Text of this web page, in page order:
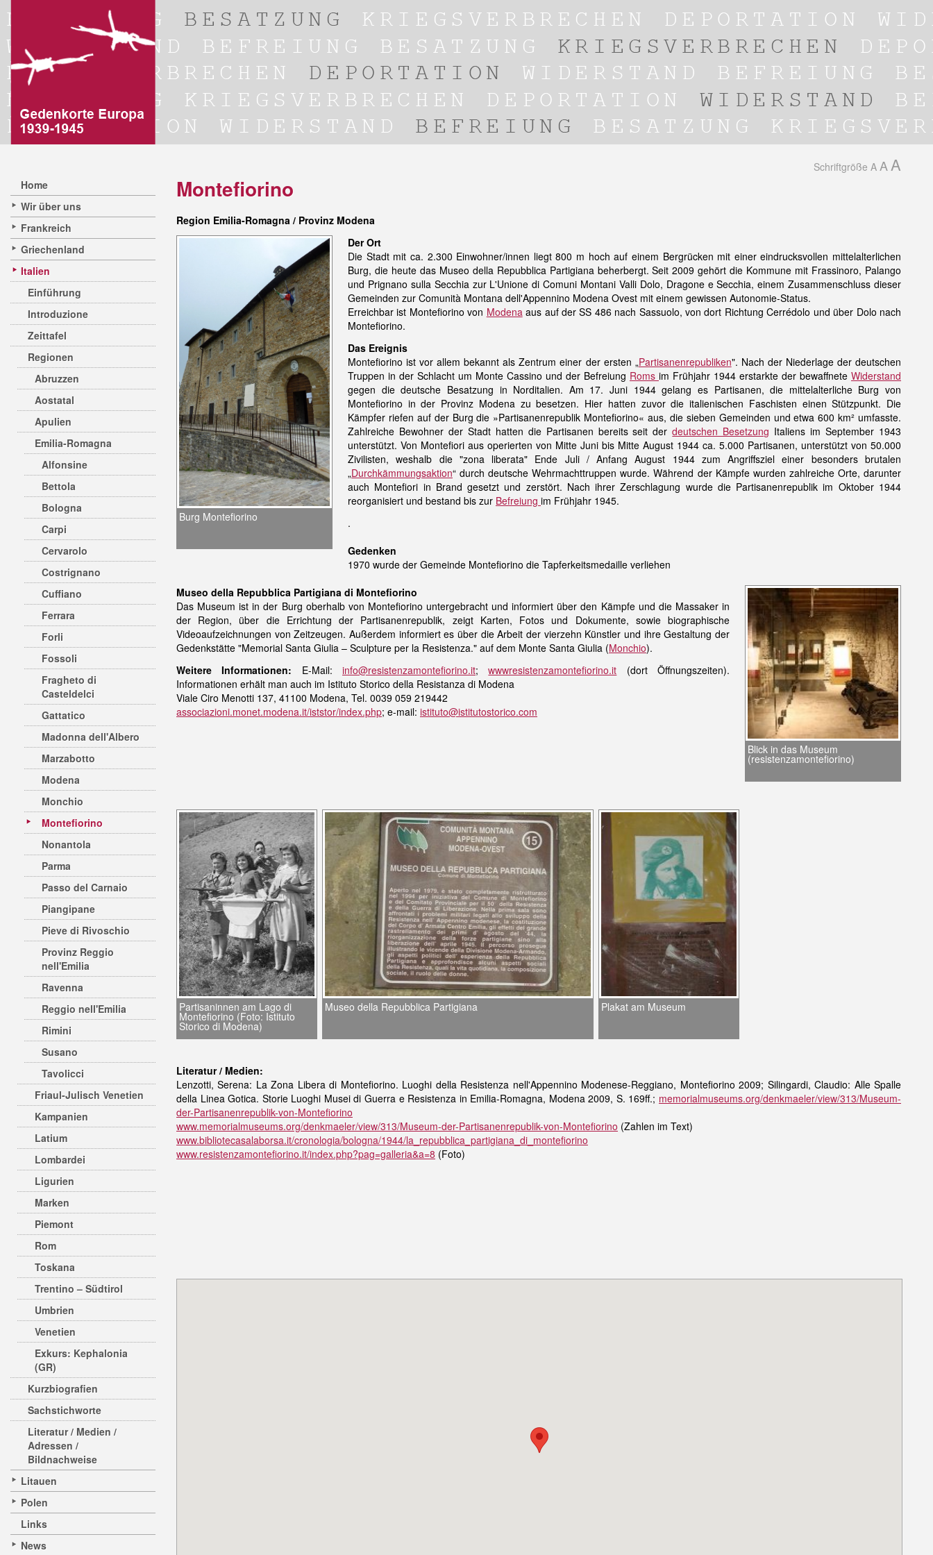
Home
Wir über uns
Frankreich
Griechenland
Italien
Einführung
Introduzione
Zeittafel
Regionen
Abruzzen
Aostatal
Apulien
Emilia-Romagna
Alfonsine
Bettola
Bologna
Carpi
Cervarolo
Costrignano
Cuffiano
Ferrara
Forli
Fossoli
Fragheto di
Casteldelci
Gattatico
Madonna dell'Albero
Marzabotto
Modena
Monchio
Montefiorino
Nonantola
Parma
Passo del Carnaio
Piangipane
Pieve di Rivoschio
Provinz Reggio
nell'Emilia
Ravenna
Reggio nell'Emilia
Rimini
Susano
Tavolicci
Friaul-Julisch Venetien
Kampanien
Latium
Lombardei
Ligurien
Marken
Piemont
Rom
Toskana
Trentino – Südtirol
Umbrien
Venetien
Exkurs: Kephalonia
(GR)
Kurzbiografien
Sachstichworte
Literatur / Medien /
Adressen /
Bildnachweise
Litauen
Polen
Links
News
Schriftgröße A A A
Montefiorino
Region Emilia-Romagna / Provinz Modena
Burg Montefiorino
Der Ort
Die Stadt mit ca. 2.300 Einwohner/innen liegt 800 m hoch auf einem Bergrücken mit einer eindrucksvollen mittelalterlichen
Burg, die heute das Museo della Repubblica Partigiana beherbergt. Seit 2009 gehört die Kommune mit Frassinoro, Palango
und Prignano sulla Secchia zur L'Unione di Comuni Montani Valli Dolo, Dragone e Secchia, einem Zusammenschluss dieser
Gemeinden zur Comunità Montana dell'Appennino Modena Ovest mit einem gewissen Autonomie-Status.
Erreichbar ist Montefiorino von Modenaaus auf der SS 486 nach Sassuolo, von dort Richtung Cerrédolo und über Dolo nach
Montefiorino.
Das Ereignis
Montefiorino ist vor allem bekannt als Zentrum einer der ersten „Partisanenrepubliken". Nach der Niederlage der deutschen
Truppen in der Schlacht um Monte Cassino und der Befreiung Roms im Frühjahr 1944 erstarkte der bewaffnete Widerstand
gegen die deutsche Besatzung in Norditalien. Am 17. Juni 1944 gelang es Partisanen, die mittelalterliche Burg von
Montefiorino in der Provinz Modena zu besetzen. Hier hatten zuvor die italienischen Faschisten einen Stützpunkt. Die
Kämpfer riefen auf der Burg die »Partisanenrepublik Montefiorino« aus, die sieben Gemeinden und etwa 600 km² umfasste.
Zahlreiche Bewohner der Stadt hatten die Partisanen bereits seit derdeutschen Besetzung Italiens im September 1943
unterstützt. Von Montefiori aus operierten von Mitte Juni bis Mitte August 1944 ca. 5.000 Partisanen, unterstützt von 50.000
Zivilisten, weshalb die "zona liberata" Ende Juli / Anfang August 1944 zum Angriffsziel einer besonders brutalen
„Durchkämmungsaktion“ durch deutsche Wehrmachttruppen wurde. Während der Kämpfe wurden zahlreiche Orte, darunter
auch Montefiori in Brand gesetzt und zerstört. Nach ihrer Zerschlagung wurde die Partisanenrepublik im Oktober 1944
reorganisiert und bestand bis zur Befreiung im Frühjahr 1945.
.
Gedenken
1970 wurde der Gemeinde Montefiorino die Tapferkeitsmedaille verliehen
Blick in das Museum
(resistenzamontefiorino)
Museo della Repubblica Partigiana di Montefiorino
Das Museum ist in der Burg oberhalb von Montefiorino untergebracht und informiert über den Kämpfe und die Massaker in
der Region, über die Errichtung der Partisanenrepublik, zeigt Karten, Fotos und Dokumente, sowie biographische
Videoaufzeichnungen von Zeitzeugen. Außerdem informiert es über die Arbeit der vierzehn Künstler und ihre Gestaltung der
Gedenkstätte "Memorial Santa Giulia – Sculpture per la Resistenza." auf dem Monte Santa Giulia (Monchio).
Weitere Informationen: E-Mail:info@resistenzamontefiorino.it;wwwresistenzamontefiorino.it (dort Öffnungszeiten).
Informationen erhält man auch im Istituto Storico della Resistanza di Modena
Viale Ciro Menotti 137, 41100 Modena, Tel. 0039 059 219442
associazioni.monet.modena.it/iststor/index.php; e-mail: istituto@istitutostorico.com
Partisaninnen am Lago di
Montefiorino (Foto: Istituto
Storico di Modena)
Museo della Repubblica Partigiana Plakat am Museum
Literatur / Medien:
Lenzotti, Serena: La Zona Libera di Montefiorino. Luoghi della Resistenza nell'Appennino Modenese-Reggiano, Montefiorino 2009; Silingardi, Claudio: Alle Spalle
della Linea Gotica. Storie Luoghi Musei di Guerra e Resistenza in Emilia-Romagna, Modena 2009, S. 169ff.; memorialmuseums.org/denkmaeler/view/313/Museum-
der-Partisanenrepublik-von-Montefiorino
www.memorialmuseums.org/denkmaeler/view/313/Museum-der-Partisanenrepublik-von-Montefiorino (Zahlen im Text)
www.bibliotecasalaborsa.it/cronologia/bologna/1944/la_repubblica_partigiana_di_montefiorino
www.resistenzamontefiorino.it/index.php?pag=galleria&a=8 (Foto)